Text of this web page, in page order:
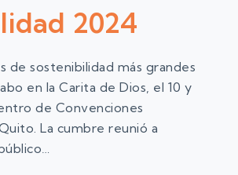
2024
de sostenibilidad más grandes
en la Carita de Dios, el 10 y
de Convenciones
La cumbre reunió a